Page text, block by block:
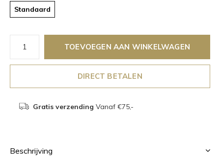
Standaard
TOEVOEGEN AAN WINKELWAGEN
DIRECT BETALEN
Gratis verzending Vanaf €75,-
Beschrijving